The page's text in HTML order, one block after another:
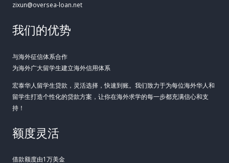
zixun@oversea-loan.net
我们的优势
与海外征信体系合作
为海外广大留学生建立海外信用体系
宏泰华人留学生贷款，灵活选择，快速到账。我们致力于为每位海外华人和
留学生打造个性化的贷款方案，让你在海外求学的每一步都充满信心和支
持！
额度灵活
借款额度由1万美金